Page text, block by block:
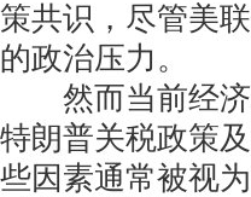
策共识，尽管美
的政治压力。
然而当前经济
特朗普关税政策
些因素通常被视